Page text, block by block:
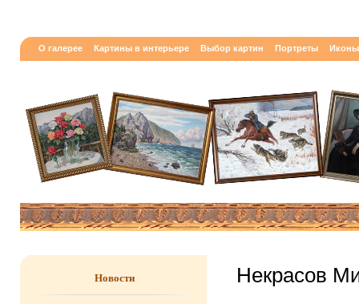
О галерее Картины в интерьере Выбор картин Портреты Иконы
Новости Некрасов